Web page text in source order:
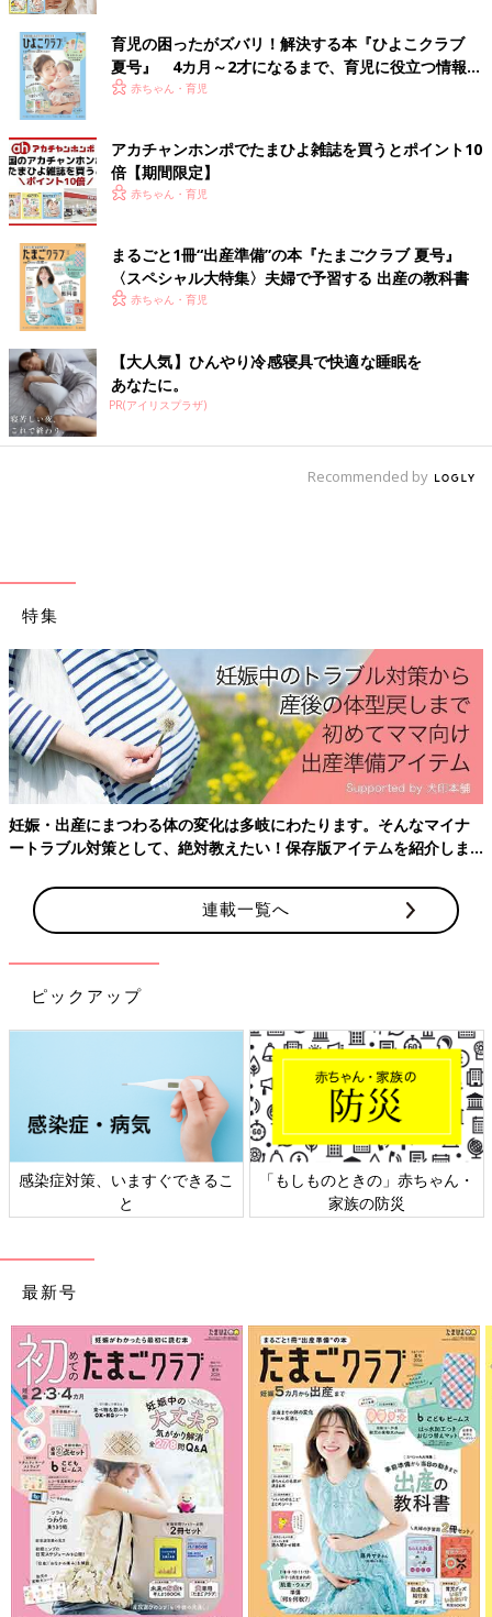
sunnychild.37さんが作ったのは鯛やアサリ、ブロッコリーなどが
入ったアクアパッツァ。材料を入れ、フタをした後は放置して作
ったそう。とても簡単だけど豪華ですね。魚介の出汁がたっぷり
出そう！
パエリアとポトフの放置料理を同時進行！
出典：Instagramアカウント「megu__gram.xoxo」
megu
__gram.xoxoさんはストウブのお鍋でパエリアとポトフを
同時進行で作ったそう。どちらも放置で30分もあれば作れるのだ
とか。お魚もお野菜もしっかり摂れて栄養満点のお料理ですね！
今日から使える！時短レシピでごはん時
間をもっとラクに♪
くのもしんどい時など…ご飯づくりをちょっと
ら集めてみました！ぜひ活用してくださいね。
具材と調味料を入れて放置するだけの放置料理をご紹介しまし
た。放っておくだけだけど、豪華で栄養たっぷりの料理が作れそ
うですね。疲れた日には、ぜひ放置料理を取り入れてみてくださ
い。
(文：まり)
※記事内容でご紹介している投稿、リンク先は、削除される場合
があります。あらかじめご了承ください。
※記事の内容は記載当時の情報であり、現在と異なる場合があり
育児の困ったがズバリ！解決する本『ひよこクラブ
夏号』 4カ月～2才になるまで、育児に役立つ情報が
いっぱい！
赤ちゃん・育児
アカチャンホンポでたまひよ雑誌を買うとポイント10
倍【期間限定】
赤ちゃん・育児
まるごと1冊“出産準備”の本『たまごクラブ 夏号』
〈スペシャル大特集〉夫婦で予習する 出産の教科書
赤ちゃん・育児
【大人気】ひんやり冷感寝具で快適な睡眠を
あなたに。
PR(アイリスプラザ)
Recommended by
特集
妊娠・出産にまつわる体の変化は多岐にわたります。そんなマイナ
ートラブル対策として、絶対教えたい！保存版アイテムを紹介しま
連載一覧へ
ピックアップ
感染症対策、いますぐできるこ
と
「もしものときの」赤ちゃん・
家族の防災
最新号